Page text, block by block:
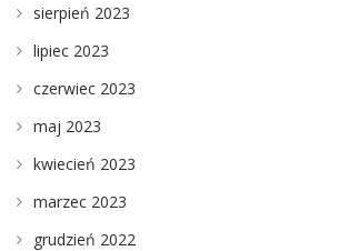
sierpień 2023
lipiec 2023
czerwiec 2023
maj 2023
kwiecień 2023
marzec 2023
grudzień 2022